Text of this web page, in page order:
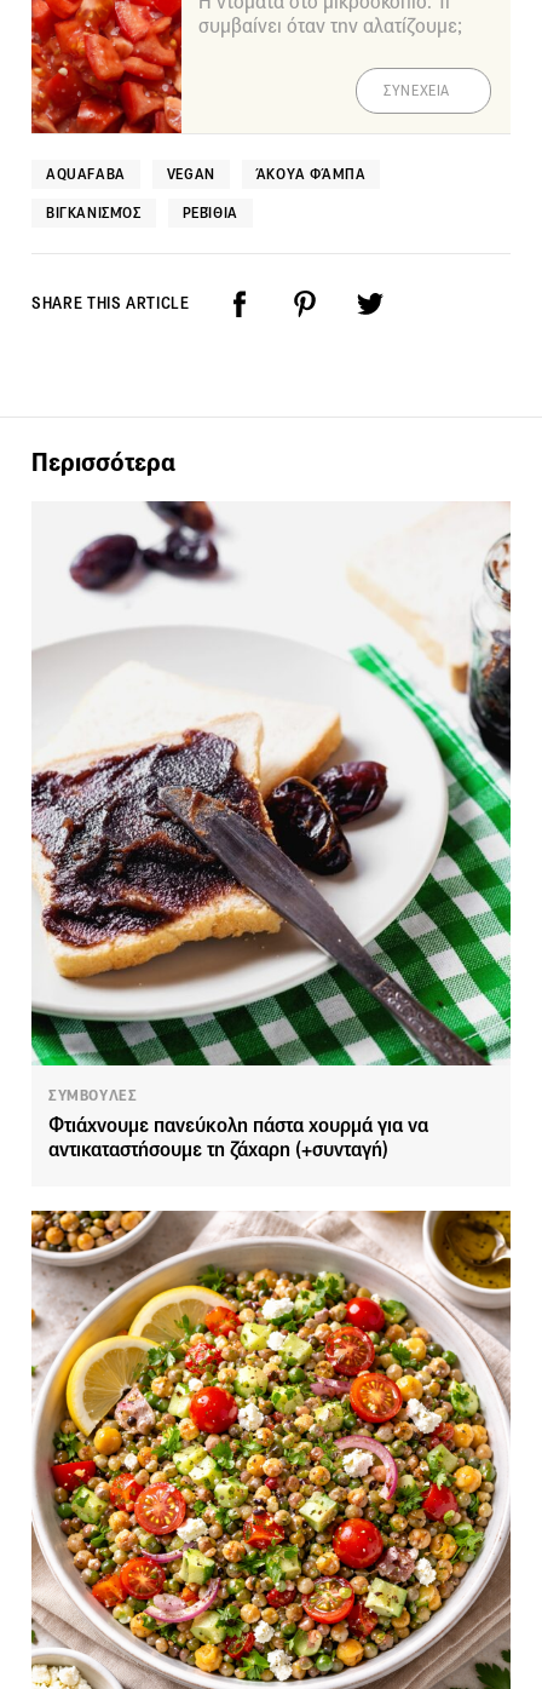
συμβαίνει όταν την αλατίζουμε;
ΣΥΝΕΧΕΙΑ
AQUAFABA VEGAN ΆΚΟΥΑ ΦΆΜΠΑ
ΒΙΓΚΑΝΙΣΜΌΣ ΡΕΒΊΘΙΑ
SHARE THIS ARTICLE
Περισσότερα
ΣΥΜΒΟΥΛΕΣ
Φτιάχνουμε πανεύκολη πάστα χουρμά για να
αντικαταστήσουμε τη ζάχαρη (+συνταγή)